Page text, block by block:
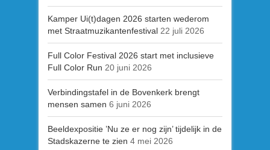
Kamper Ui(t)dagen 2026 starten wederom
met Straatmuzikantenfestival 22 juli 2026
Full Color Festival 2026 start met inclusieve
Full Color Run 20 juni 2026
Verbindingstafel in de Bovenkerk brengt
mensen samen 6 juni 2026
Beeldexpositie ’Nu ze er nog zijn’ tijdelijk in de
Stadskazerne te zien 4 mei 2026